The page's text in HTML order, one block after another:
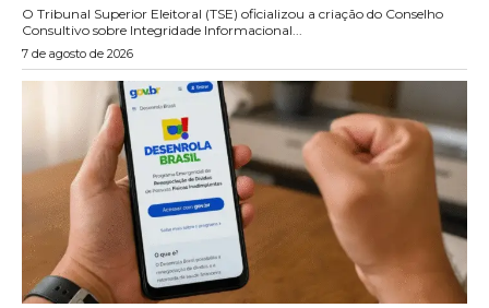
O Tribunal Superior Eleitoral (TSE) oficializou a criação do Conselho
Consultivo sobre Integridade Informacional...
7 de agosto de 2026